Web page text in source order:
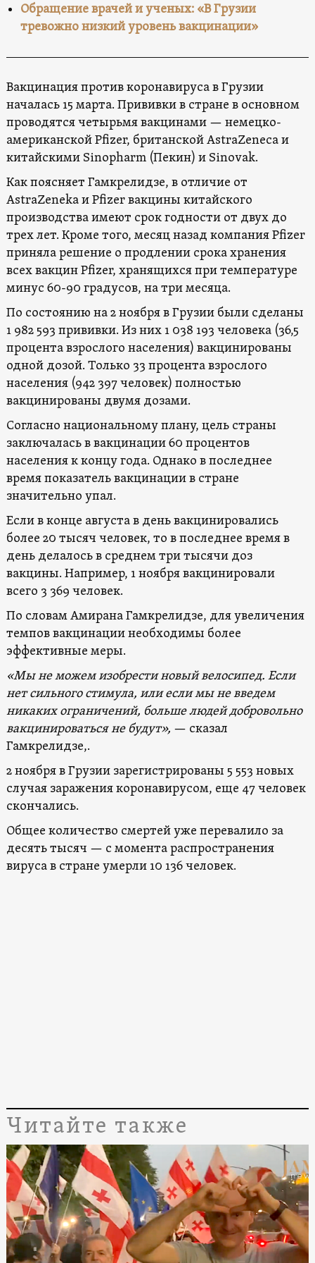
Обращение врачей и ученых: «В Грузии
тревожно низкий уровень вакцинации»
Вакцинация против коронавируса в Грузии
началась 15 марта. Прививки в стране в основном
проводятся четырьмя вакцинами — немецко-
американской Pfizer, британской AstraZeneca и
китайскими Sinopharm (Пекин) и Sinovak.
Как поясняет Гамкрелидзе, в отличие от
AstraZeneka и Pfizer вакцины китайского
производства имеют срок годности от двух до
трех лет. Кроме того, месяц назад компания Pfizer
приняла решение о продлении срока хранения
всех вакцин Pfizer, хранящихся при температуре
минус 60-90 градусов, на три месяца.
По состоянию на 2 ноября в Грузии были сделаны
1 982 593 прививки. Из них 1 038 193 человека (36,5
процента взрослого населения) вакцинированы
одной дозой. Только 33 процента взрослого
населения (942 397 человек) полностью
вакцинированы двумя дозами.
Согласно национальному плану, цель страны
заключалась в вакцинации 60 процентов
населения к концу года. Однако в последнее
время показатель вакцинации в стране
значительно упал.
Если в конце августа в день вакцинировались
более 20 тысяч человек, то в последнее время в
день делалось в среднем три тысячи доз
вакцины. Например, 1 ноября вакцинировали
всего 3 369 человек.
По словам Амирана Гамкрелидзе, для увеличения
темпов вакцинации необходимы более
эффективные меры.
«Мы не можем изобрести новый велосипед. Если
нет сильного стимула, или если мы не введем
никаких ограничений, больше людей добровольно
вакцинироваться не будут», — сказал
Гамкрелидзе,.
2 ноября в Грузии зарегистрированы 5 553 новых
случая заражения коронавирусом, еще 47 человек
скончались.
Общее количество смертей уже перевалило за
десять тысяч — с момента распространения
вируса в стране умерли 10 136 человек.
Читайте также